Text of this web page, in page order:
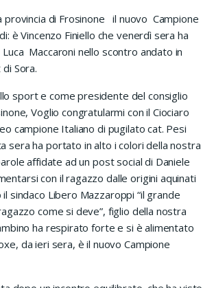
provincia di Frosinone il nuovo Campione
è Vincenzo Finiello che venerdì sera ha
Maccaroni nello scontro andato in
Sora.
sport e come presidente del consiglio
Voglio congratularmi con il Ciociaro
campione Italiano di pugilato cat. Pesi
sera ha portato in alto i colori della nostra
affidate ad un post social di Daniele
con il ragazzo dalle origini aquinati
sindaco Libero Mazzaroppi “il grande
come si deve”, figlio della nostra
ha respirato forte e si è alimentato
da ieri sera, è il nuovo Campione